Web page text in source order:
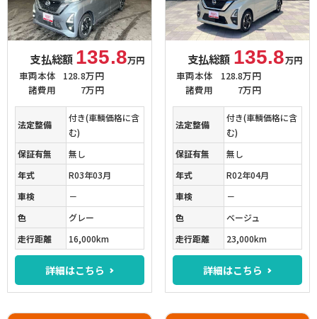
支払総額 135.8万円
車両本体
128.8万円
諸費用
7万円
法定整備
付き(車輌価格に含
む)
保証有無
無し
年式
R03年03月
車検
－
色
グレー
走行距離
16,000km
詳細はこちら
支払総額 135.8万円
車両本体
128.8万円
諸費用
7万円
法定整備
付き(車輌価格に含
む)
保証有無
無し
年式
R02年04月
車検
－
色
ベージュ
走行距離
23,000km
詳細はこちら